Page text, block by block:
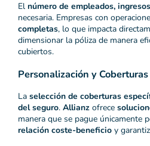
El número de empleados,
necesaria. Empresas con
completas, lo que impacta
dimensionar la póliza de manera
cubiertos.
Personalización y Coberturas
La selección de coberturas
del seguro. Allianz ofrece
manera que se pague únicamente
relación coste-beneficio y